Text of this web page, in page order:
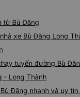
từ Bù Đăng
xe Bù Đăng Long
tuyến đường Bù
- Long Thành
Đăng nhanh và uy tín